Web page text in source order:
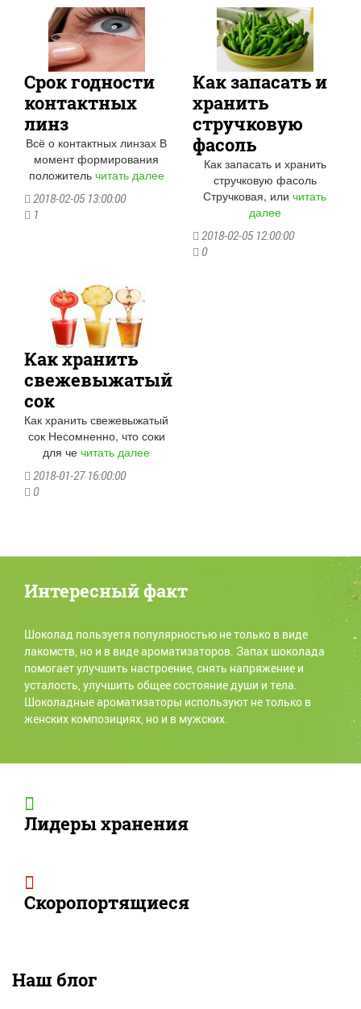
Срок годности
контактных
линз
Всё о контактных линзах В
момент формирования
положительчитать далее
2018-02-05 13:00:00
1
Как запасать и
хранить
стручковую
фасоль
Как запасать и хранить
стручковую фасоль
Стручковая, или читать
далее
2018-02-05 12:00:00
0
Как хранить
свежевыжатый
сок
Как хранить свежевыжатый
сок Несомненно, что соки
для че читать далее
2018-01-27 16:00:00
0
Интересный факт
Шоколад пользуетя популярностью не только в виде
лакомств, но и в виде ароматизаторов. Запах шоколада
помогает улучшить настроение, снять напряжение и
усталость, улучшить общее состояние души и тела.
Шоколадные ароматизаторы используют не только в
женских композициях, но и в мужских.
Лидеры хранения
Скоропортящиеся
Наш блог